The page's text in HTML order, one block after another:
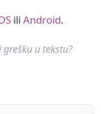
ili Android.
u tekstu?